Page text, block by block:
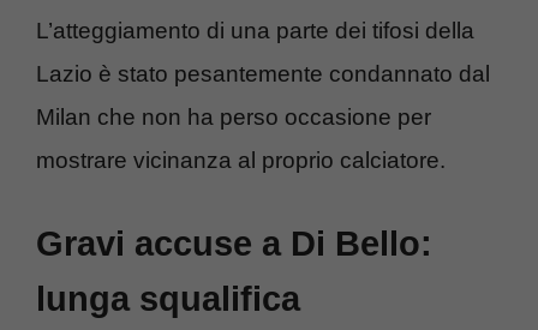
L’atteggiamento di una parte dei tifosi della
Lazio è stato pesantemente condannato dal
Milan che non ha perso occasione per
mostrare vicinanza al proprio calciatore.
Gravi accuse a Di Bello:
lunga squalifica